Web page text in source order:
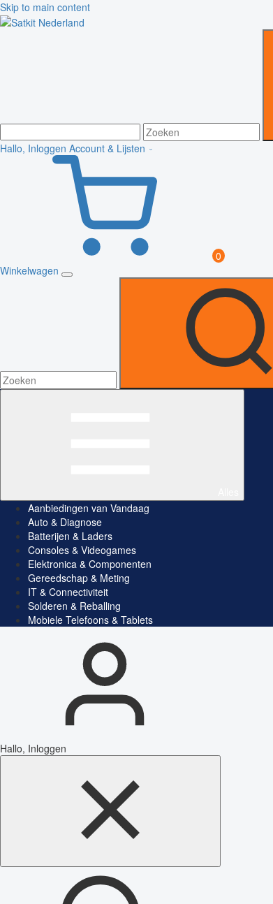
Skip to main content
Hallo, Inloggen Account & Lijsten
0
Winkelwagen
Aanbiedingen van Vandaag
Auto & Diagnose
Batterijen & Laders
Consoles & Videogames
Elektronica & Componenten
Gereedschap & Meting
IT & Connectiviteit
Solderen & Reballing
Mobiele Telefoons & Tablets
Hallo, Inloggen